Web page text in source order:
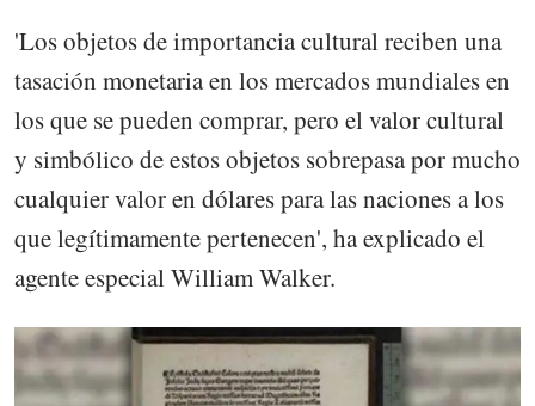
'Los objetos de importancia cultural reciben una
tasación monetaria en los mercados mundiales en
los que se pueden comprar, pero el valor cultural
y simbólico de estos objetos sobrepasa por mucho
cualquier valor en dólares para las naciones a los
que legítimamente pertenecen', ha explicado el
agente especial William Walker.